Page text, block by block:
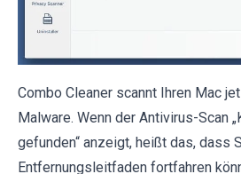
Combo Cleaner scannt Ihren Mac
Malware. Wenn der Antivirus-Scan
gefunden“ anzeigt, heißt das, dass
Entfernungsleitfaden fortfahren